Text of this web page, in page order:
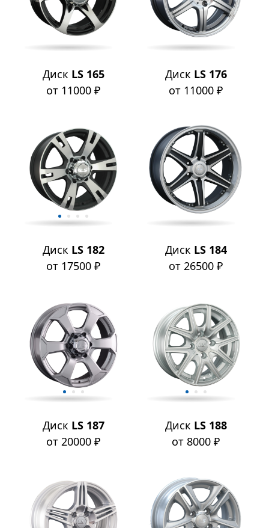
Диск LS 165
от 11000 ₽
Диск LS 176
от 11000 ₽
Диск LS 182
от 17500 ₽
Диск LS 184
от 26500 ₽
Диск LS 187
от 20000 ₽
Диск LS 188
от 8000 ₽